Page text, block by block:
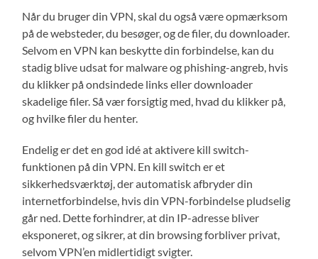
Når du bruger din VPN, skal du også være opmærksom
på de websteder, du besøger, og de filer, du downloader.
Selvom en VPN kan beskytte din forbindelse, kan du
stadig blive udsat for malware og phishing-angreb, hvis
du klikker på ondsindede links eller downloader
skadelige filer. Så vær forsigtig med, hvad du klikker på,
og hvilke filer du henter.
Endelig er det en god idé at aktivere kill switch-
funktionen på din VPN. En kill switch er et
sikkerhedsværktøj, der automatisk afbryder din
internetforbindelse, hvis din VPN-forbindelse pludselig
går ned. Dette forhindrer, at din IP-adresse bliver
eksponeret, og sikrer, at din browsing forbliver privat,
selvom VPN’en midlertidigt svigter.